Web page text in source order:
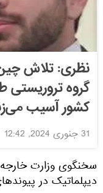
نظری: تلاش
گروه تروریستی
کشور آسیب
31 جنوری 2024, 12:42
سخنگوی وزارت خارجه
دیپلماتیک در